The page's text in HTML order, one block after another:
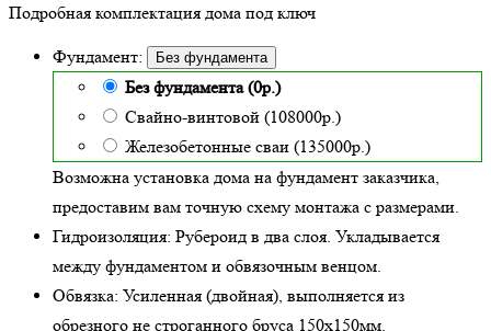
Подробная комплектация дома под ключ
Фундамент: Без фундамента
Без фундамента (0р.)
Свайно-винтовой (108000р.)
Железобетонные сваи (135000р.)
Возможна установка дома на фундамент заказчика,
предоставим вам точную схему монтажа с размерами.
Гидроизоляция: Рубероид в два слоя. Укладывается
между фундаментом и обвязочным венцом.
Обвязка: Усиленная (двойная), выполняется из
обрезного не строганного бруса 150х150мм.